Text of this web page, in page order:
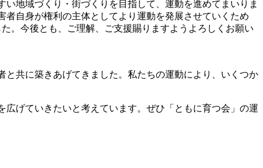
地域づくり・街づくりを目指して、運動を進めてまいりま
者自身が権利の主体としてより運動を発展させていくため
。今後とも、ご理解、ご支援賜りますようよろしくお願い
共に築きあげてきました。私たちの運動により、いくつか
げていきたいと考えています。ぜひ「ともに育つ会」の運